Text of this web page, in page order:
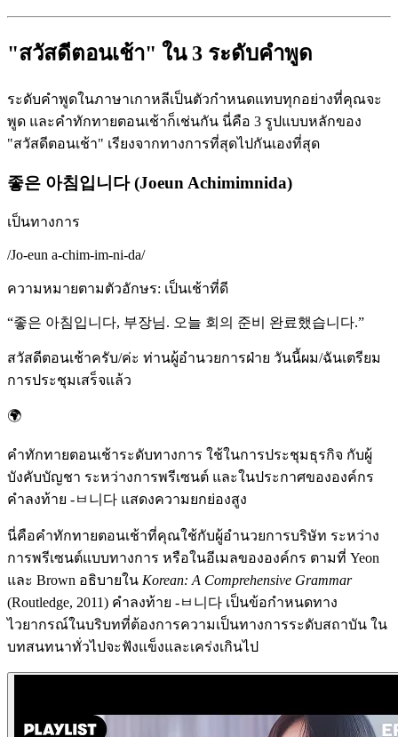
"สวัสดีตอนเช้า" ใน 3 ระดับคำพูด
ระดับคำพูดในภาษาเกาหลีเป็นตัวกำหนดแทบทุกอย่างที่คุณจะ
พูด และคำทักทายตอนเช้าก็เช่นกัน นี่คือ 3 รูปแบบหลักของ
"สวัสดีตอนเช้า" เรียงจากทางการที่สุดไปกันเองที่สุด
좋은 아침입니다 (Joeun Achimimnida)
เป็นทางการ
/Jo-eun a-chim-im-ni-da/
ความหมายตามตัวอักษร: เป็นเช้าที่ดี
“좋은 아침입니다, 부장님. 오늘 회의 준비 완료했습니다.”
สวัสดีตอนเช้าครับ/ค่ะ ท่านผู้อำนวยการฝ่าย วันนี้ผม/ฉันเตรียม
การประชุมเสร็จแล้ว
🌍
คำทักทายตอนเช้าระดับทางการ ใช้ในการประชุมธุรกิจ กับผู้
บังคับบัญชา ระหว่างการพรีเซนต์ และในประกาศขององค์กร
คำลงท้าย -ㅂ니다 แสดงความยกย่องสูง
นี่คือคำทักทายตอนเช้าที่คุณใช้กับผู้อำนวยการบริษัท ระหว่าง
การพรีเซนต์แบบทางการ หรือในอีเมลขององค์กร ตามที่ Yeon
และ Brown อธิบายใน Korean: A Comprehensive Grammar
(Routledge, 2011) คำลงท้าย -ㅂ니다 เป็นข้อกำหนดทาง
ไวยากรณ์ในบริบทที่ต้องการความเป็นทางการระดับสถาบัน ใน
บทสนทนาทั่วไปจะฟังแข็งและเคร่งเกินไป